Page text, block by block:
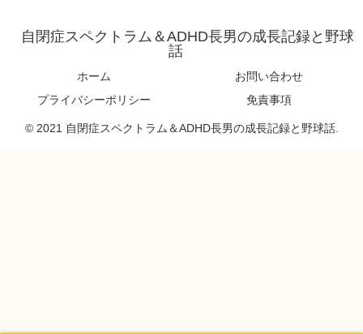
自閉症スペクトラム＆ADHD長男の成長記録と野球
話
ホーム
お問い合わせ
プライバシーポリシー
免責事項
© 2021 自閉症スペクトラム＆ADHD長男の成長記録と野球話.